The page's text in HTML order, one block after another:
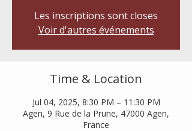
Les inscriptions sont closes
Voir d'autres événements
Time & Location
Jul 04, 2025, 8:30 PM – 11:30 PM
Agen, 9 Rue de la Prune, 47000 Agen,
France